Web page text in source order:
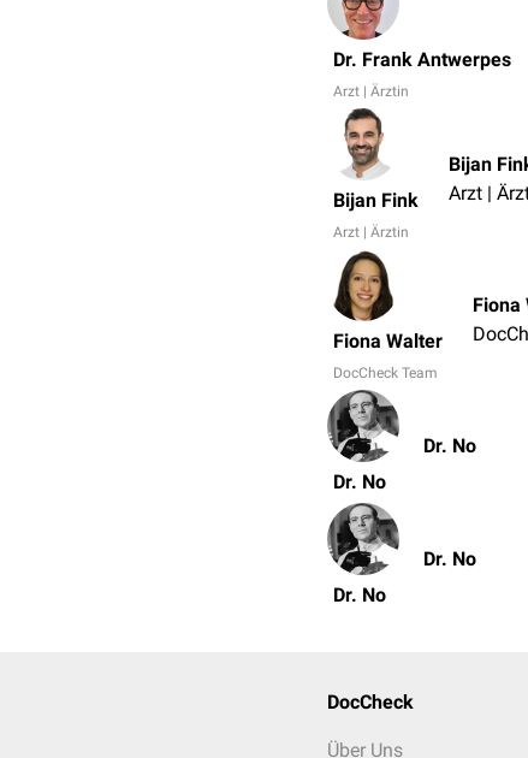
Dr. Frank Antwerpes
Arzt | Ärztin
Bijan Fink
Arzt | Ärztin
Bijan
Arzt |
Fiona Walter
DocCheck Team
Fiona
Dr. No
Dr. No
Dr. No
Dr. No
DocCheck
Über Uns